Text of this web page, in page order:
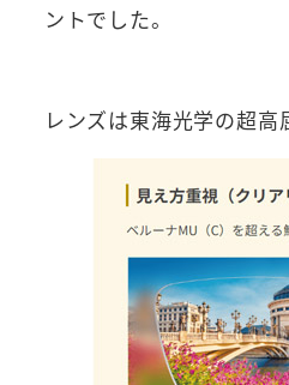
ントでした。
レンズは東海光学の超高